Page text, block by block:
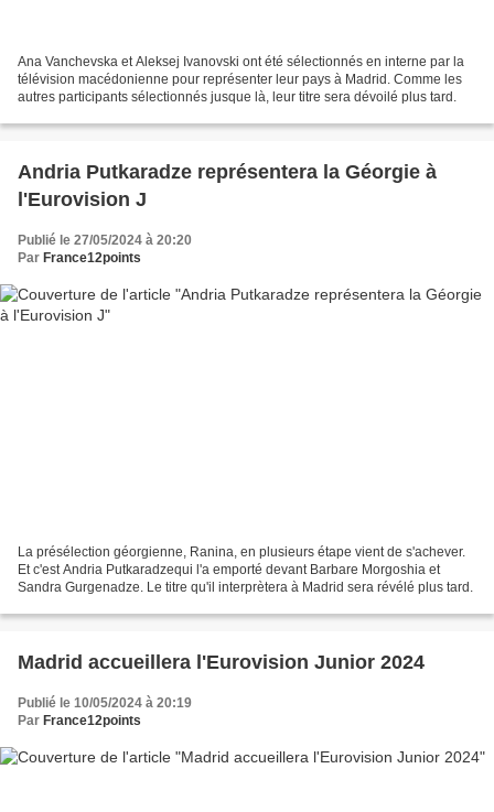
Ana Vanchevska et Aleksej Ivanovski ont été sélectionnés en interne par la
télévision macédonienne pour représenter leur pays à Madrid. Comme les
autres participants sélectionnés jusque là, leur titre sera dévoilé plus tard.
Andria Putkaradze représentera la Géorgie à
l'Eurovision J
Publié le 27/05/2024 à 20:20
Par France12points
La présélection géorgienne, Ranina, en plusieurs étape vient de s'achever.
Et c'est Andria Putkaradzequi l'a emporté devant Barbare Morgoshia et
Sandra Gurgenadze. Le titre qu'il interprètera à Madrid sera révélé plus tard.
Madrid accueillera l'Eurovision Junior 2024
Publié le 10/05/2024 à 20:19
Par France12points